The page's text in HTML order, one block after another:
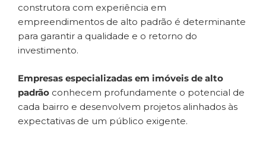
construtora com experiência em
empreendimentos de alto padrão é determinante
para garantir a qualidade e o retorno do
investimento.
Empresas especializadas em imóveis de alto
padrão conhecem profundamente o potencial de
cada bairro e desenvolvem projetos alinhados às
expectativas de um público exigente.